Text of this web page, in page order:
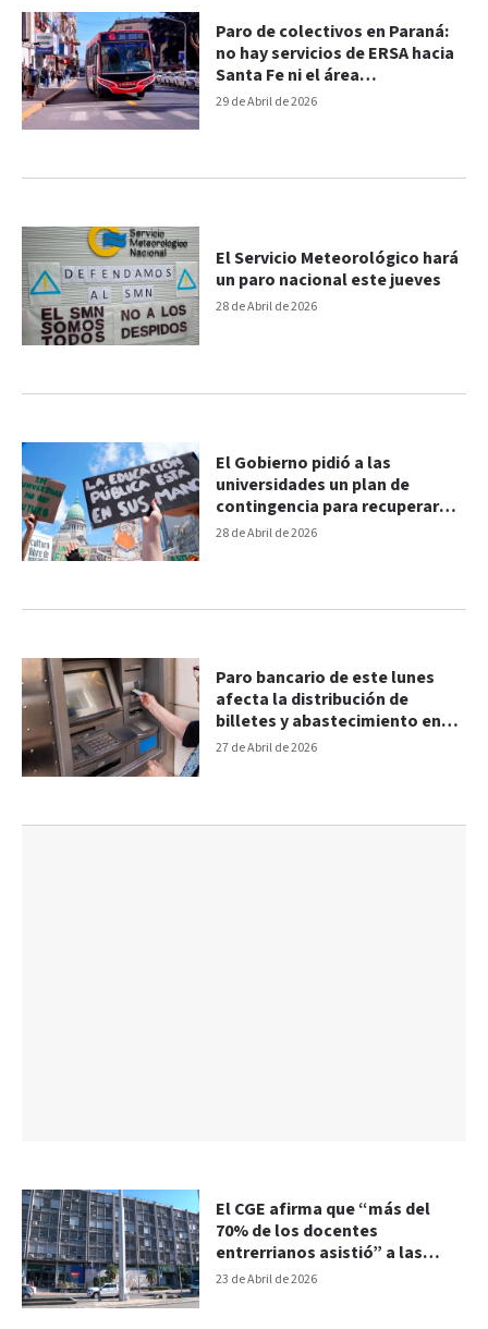
29 de Abril de 2026
Paro de colectivos en Paraná:
no hay servicios de ERSA hacia
Santa Fe ni el área
metropolitana
28 de Abril de 2026
El Servicio Meteorológico hará
un paro nacional este jueves
28 de Abril de 2026
El Gobierno pidió a las
universidades un plan de
contingencia para recuperar
los días que hubo paro
27 de Abril de 2026
Paro bancario de este lunes
afecta la distribución de
billetes y abastecimiento en
entidades
23 de Abril de 2026
El CGE afirma que “más del
70% de los docentes
entrerrianos asistió” a las
aulas en la jornada de paro